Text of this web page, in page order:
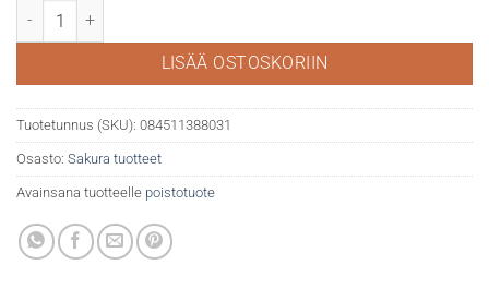
Gelly Roll silver geelikynä määrä
LISÄÄ OSTOSKORIIN
Tuotetunnus (SKU): 084511388031
Osasto: Sakura tuotteet
Avainsana tuotteelle poistotuote